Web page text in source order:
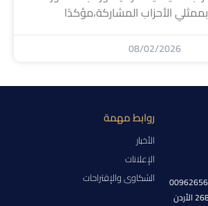
بممثلي الأحزاب المشاركة،مؤكدًا
08/02/2026
روابط مهمة
الأخبار
الإعلانات
الشكاوى والإقتراحات